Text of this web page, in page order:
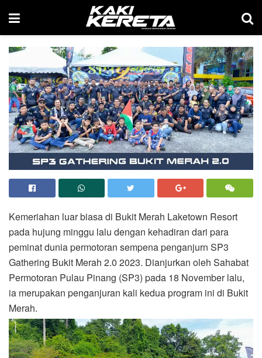
Kemeriahan luar biasa di Bukit Merah Laketown Resort
pada hujung minggu lalu dengan kehadiran dari para
peminat dunia permotoran sempena penganjurn SP3
Gathering Bukit Merah 2.0 2023. Dianjurkan oleh Sahabat
Permotoran Pulau Pinang (SP3) pada 18 November lalu,
ia merupakan penganjuran kali kedua program ini di Bukit
Merah.